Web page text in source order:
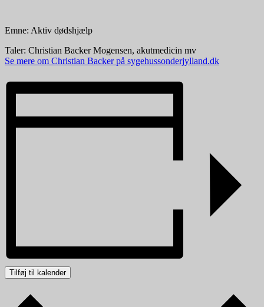
Emne: Aktiv dødshjælp
Taler: Christian Backer Mogensen, akutmedicin mv
Se mere om Christian Backer på sygehussonderjylland.dk
Tilføj til kalender